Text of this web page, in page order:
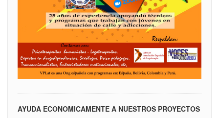
AYUDA ECONOMICAMENTE A NUESTROS PROYECTOS